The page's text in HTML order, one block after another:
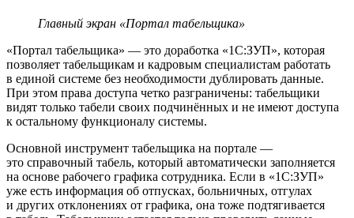
Главный экран «Портал табельщика»
«Портал табельщика» — это доработка «1С:ЗУП», которая
позволяет табельщикам и кадровым специалистам работать
в единой системе без необходимости дублировать данные.
При этом права доступа четко разграничены: табельщики
видят только табели своих подчинённых и не имеют доступа
к остальному функционалу системы.
Основной инструмент табельщика на портале —
это справочный табель, который автоматически заполняется
на основе рабочего графика сотрудника. Если в «1С:ЗУП»
уже есть информация об отпусках, больничных, отгулах
и других отклонениях от графика, она тоже подтягивается